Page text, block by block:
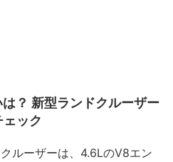
？ 新型ランドクルーザー
ック
ルーザーは、4.6LのV8エン